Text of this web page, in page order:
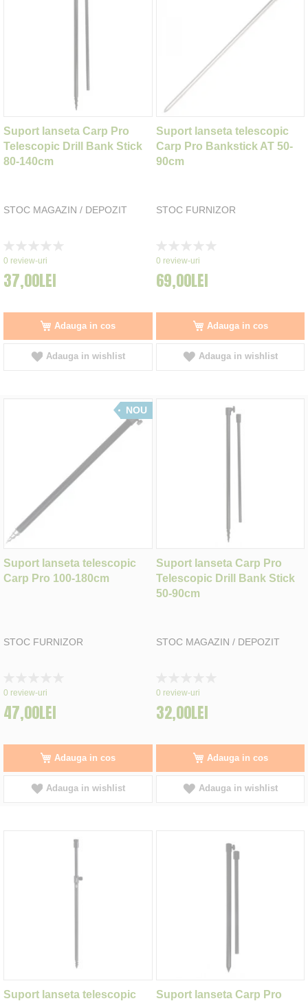
Suport lanseta Carp Pro
Telescopic Drill Bank Stick
80-140cm
STOC MAGAZIN / DEPOZIT
0%
0 review-uri
37,00LEI
Adauga in cos
Adauga in wishlist
Suport lanseta telescopic
Carp Pro Bankstick AT 50-
90cm
STOC FURNIZOR
0%
0 review-uri
69,00LEI
Adauga in cos
Adauga in wishlist
NOU
Suport lanseta telescopic
Carp Pro 100-180cm
STOC FURNIZOR
0%
0 review-uri
47,00LEI
Adauga in cos
Adauga in wishlist
Suport lanseta Carp Pro
Telescopic Drill Bank Stick
50-90cm
STOC MAGAZIN / DEPOZIT
0%
0 review-uri
32,00LEI
Adauga in cos
Adauga in wishlist
Suport lanseta telescopic Suport lanseta Carp Pro